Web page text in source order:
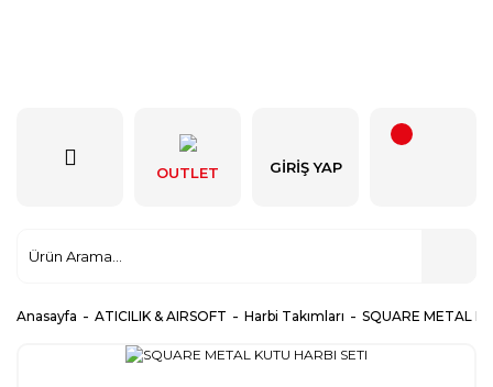
OUTLET GIRIŞ YAP
Anasayfa ATICILIK & AIRSOFT Harbi Takımları SQUARE METAL